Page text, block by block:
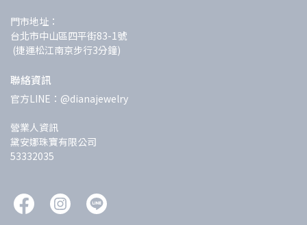
門市地址：
台北市中山區四平街83-1號
(捷運松江南京步行3分鐘)
聯絡資訊
官方LINE：@dianajewelry
營業人資訊
黛安娜珠寶有限公司
53332035